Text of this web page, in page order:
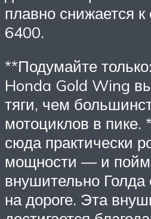
плавно снижается к
6400.
**Подумайте
Honda Gold Wing
тяги, чем
мотоциклов в пике.
сюда практически
мощности — и
внушительно
на дороге. Эта